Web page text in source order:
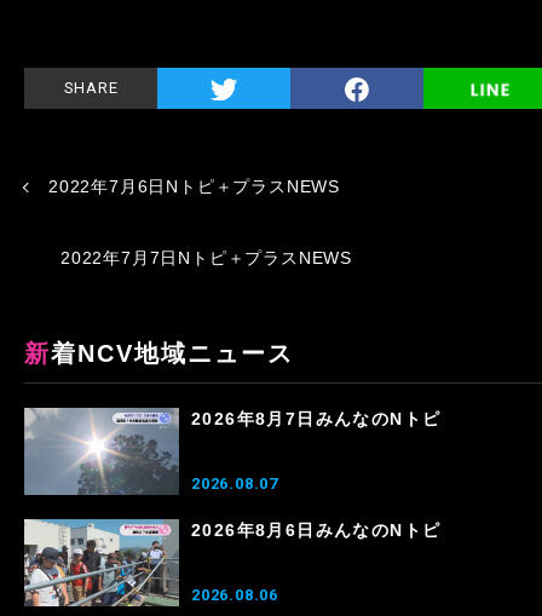
SHARE
2022年7月6日Nトピ＋プラスNEWS
2022年7月7日Nトピ＋プラスNEWS
新着NCV地域ニュース
2026年8月7日みんなのNトピ
2026.08.07
2026年8月6日みんなのNトピ
2026.08.06